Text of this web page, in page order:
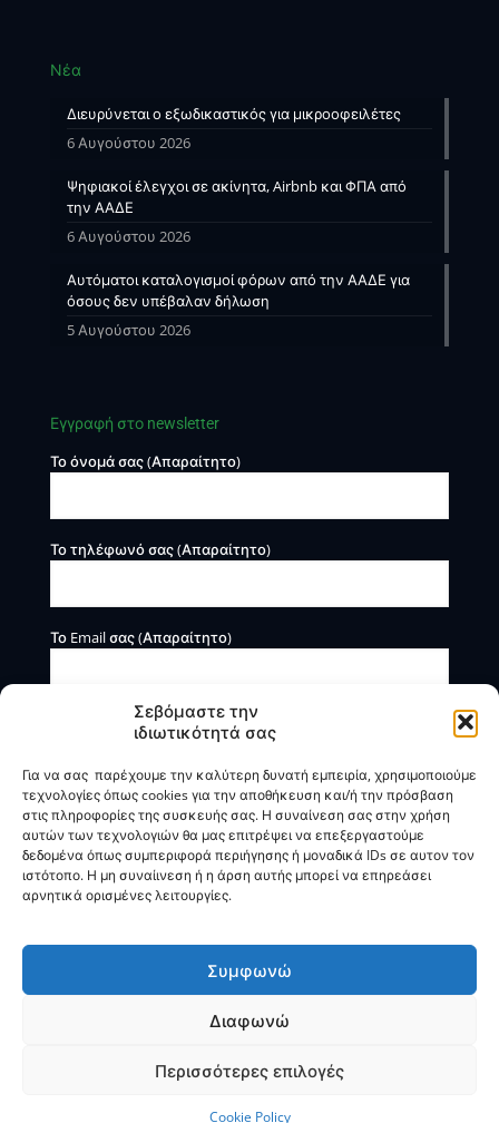
Σεβόμαστε την
ιδιωτικότητά σας
Για να σας παρέχουμε την καλύτερη δυνατή εμπειρία, χρησιμοποιούμε
τεχνολογίες όπως cookies για την αποθήκευση και/ή την πρόσβαση
στις πληροφορίες της συσκευής σας. Η συναίνεση σας στην χρήση
αυτών των τεχνολογιών θα μας επιτρέψει να επεξεργαστούμε
δεδομένα όπως συμπεριφορά περιήγησης ή μοναδικά IDs σε αυτον τον
ιστότοπο. Η μη συναίινεση ή η άρση αυτής μπορεί να επηρεάσει
αρνητικά ορισμένες λειτουργίες.
Συμφωνώ
Διαφωνώ
Περισσότερες επιλογές
Cookie Policy
Νέα
Διευρύνεται ο εξωδικαστικός για μικροοφειλέτες
6 Αυγούστου 2026
Ψηφιακοί έλεγχοι σε ακίνητα, Airbnb και ΦΠΑ από
την ΑΑΔΕ
6 Αυγούστου 2026
Αυτόματοι καταλογισμοί φόρων από την ΑΑΔΕ για
όσους δεν υπέβαλαν δήλωση
5 Αυγούστου 2026
Εγγραφή στο newsletter
Το όνομά σας (Απαραίτητο)
Το τηλέφωνό σας (Απαραίτητο)
Το Email σας (Απαραίτητο)
Η BOXmind παρέχει πληροφοριακές και συμβουλευτικές
υπηρεσίες. Δεν προσφέρει υπηρεσίες ρύθμισης ή
διαγραφής οφειλών.
byVNG